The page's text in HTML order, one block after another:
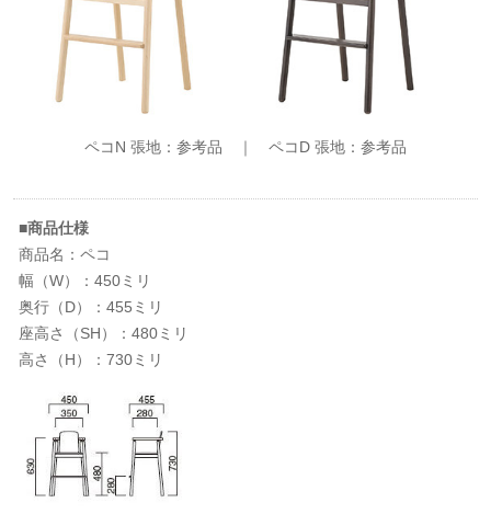
ペコN 張地：参考品 ｜ ペコD 張地：参考品
■商品仕様
商品名：ペコ
幅（W）：450ミリ
奥行（D）：455ミリ
座高さ（SH）：480ミリ
高さ（H）：730ミリ